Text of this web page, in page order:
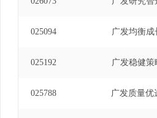
025094 广发均衡成
025192 广发稳健策
025788 广发质量优